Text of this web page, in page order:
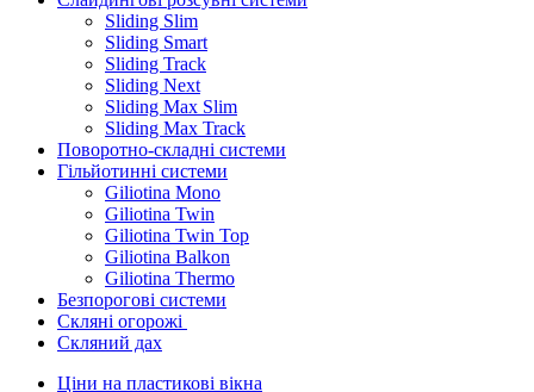
Sliding Slim
Sliding Smart
Sliding Track
Sliding Next
Sliding Max Slim
Sliding Max Track
Поворотно-складні системи
Гільйотинні системи
Giliotina Mono
Giliotina Twin
Giliotina Twin Top
Giliotina Balkon
Giliotina Thermo
Безпорогові системи
Скляні огорожі
Скляний дах
Ціни на пластикові вікна